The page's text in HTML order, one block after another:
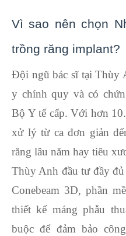
Vì sao nên chọn
trồng răng implant?
Đội ngũ bác sĩ tại Thùy
y chính quy và có
Bộ Y tế cấp. Với hơn
xử lý từ ca đơn giản
răng lâu năm hay tiêu
Thùy Anh đầu tư đầy
Conebeam 3D, phần
thiết kế máng phẫu
buộc để đảm bảo